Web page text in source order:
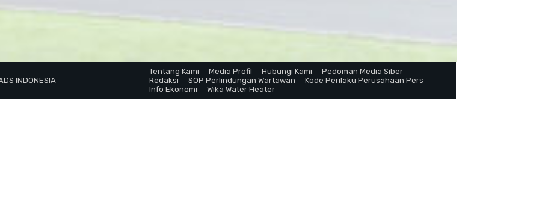
INDONESIA
Tentang Kami Media Profil Hubungi Kami
Pedoman Media Siber
Redaksi
SOP Perlindungan Wartawan
Kode Perilaku Perusahaan Pers
Info Ekonomi
Wika Water Heater